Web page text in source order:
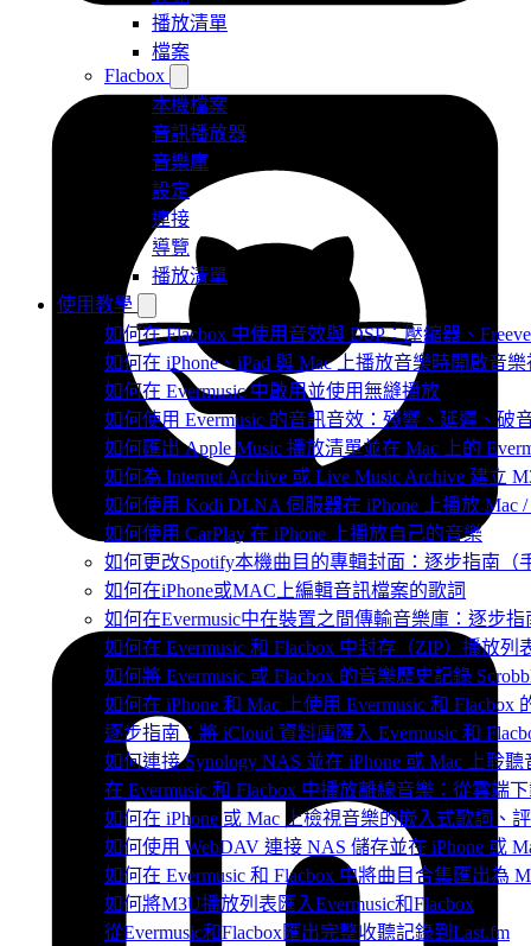
播放清單
檔案
Flacbox
本機檔案
音訊播放器
音樂庫
設定
連接
導覽
播放清單
使用教學
如何在 Flacbox 中使用音效與 DSP：壓縮器、
如何在 iPhone、iPad 與 Mac 上播放音樂時開啟音
如何在 Evermusic 中啟用並使用無縫播放
如何使用 Evermusic 的音訊音效：殘響、延遲、破
如何匯出 Apple Music 播放清單並在 Mac 上的
如何為 Internet Archive 或 Live Music Archive 建立
如何使用 Kodi DLNA 伺服器在 iPhone 上播放 Mac
如何使用 CarPlay 在 iPhone 上播放自己的音樂
如何更改Spotify本機曲目的專輯封面：逐步指南（
如何在iPhone或MAC上編輯音訊檔案的歌詞
如何在Evermusic中在裝置之間傳輸音樂庫：逐步指
如何在 Evermusic 和 Flacbox 中封存（ZIP）播放
如何將 Evermusic 或 Flacbox 的音樂歷史記錄
如何在 iPhone 和 Mac 上使用 Evermusic 和 Flacbox
逐步指南：將 iCloud 資料庫匯入 Evermusic 和
如何連接 Synology NAS 並在 iPhone 或 Mac 上聆聽
在 Evermusic 和 Flacbox 中播放離線音樂：從雲端
如何在 iPhone 或 Mac 上檢視音樂的嵌入式歌詞、
如何使用 WebDAV 連接 NAS 儲存並在 iPhone 或
如何在 Evermusic 和 Flacbox 中將曲目合集匯出為
如何將M3U播放列表匯入Evermusic和Flacbox
從Evermusic和Flacbox匯出完整收聽記錄到Last.fm